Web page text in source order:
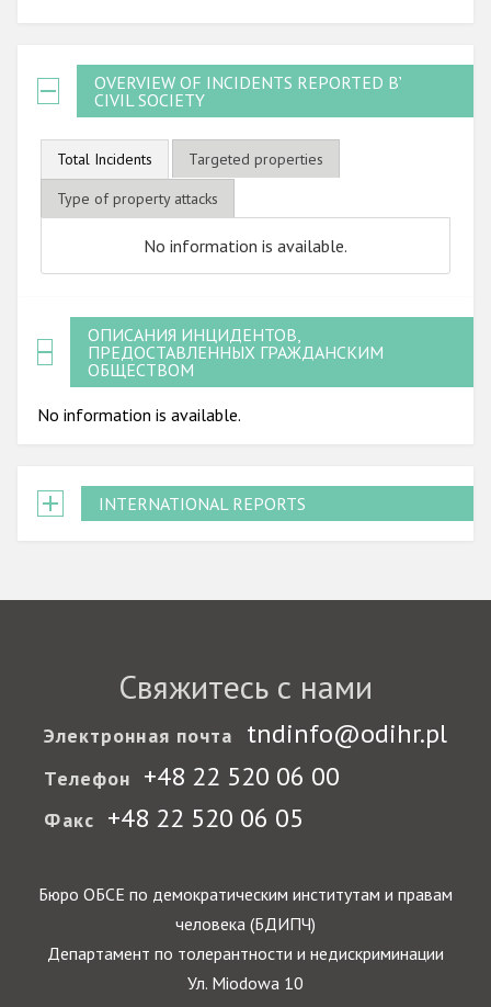
OVERVIEW OF INCIDENTS REPORTED BY
CIVIL SOCIETY
Total Incidents
Targeted properties
Type of property attacks
No information is available.
ОПИСАНИЯ ИНЦИДЕНТОВ,
ПРЕДОСТАВЛЕННЫХ ГРАЖДАНСКИМ
ОБЩЕСТВОМ
No information is available.
INTERNATIONAL REPORTS
Свяжитесь с нами
Электронная почта tndinfo@odihr.pl
Телефон +48 22 520 06 00
Факс +48 22 520 06 05
Бюро ОБСЕ по демократическим институтам и правам
человека (БДИПЧ)
Департамент по толерантности и недискриминации
Ул. Miodowa 10